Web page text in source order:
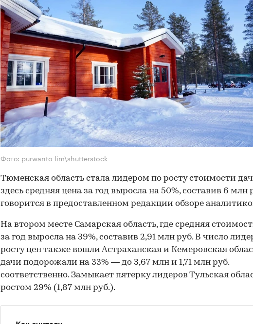
Фото: purwanto lim\shutterstock
Тюменская область стала лидером по росту стоимости
здесь средняя цена за год выросла на 50%, составив 6 млн
говорится в предоставленном редакции обзоре
На втором месте Самарская область, где средняя
за год выросла на 39%, составив 2,91 млн руб. В число
росту цен также вошли Астраханская и Кемеровская
дачи подорожали на 33% — до 3,67 млн и 1,71 млн руб.
соответственно. Замыкает пятерку лидеров Тульская
ростом 29% (1,87 млн руб.).